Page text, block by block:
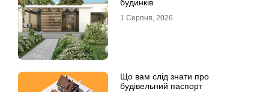
будинків
1 Серпня, 2026
Що вам слід знати про
будівельний паспорт